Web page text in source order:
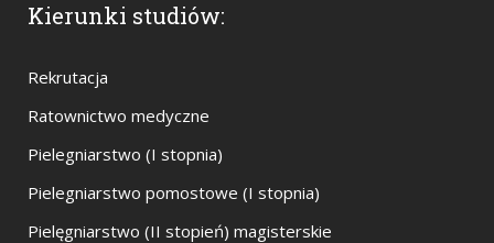
Kierunki studiów:
Rekrutacja
Ratownictwo medyczne
Pielegniarstwo (I stopnia)
Pielegniarstwo pomostowe (I stopnia)
Pielęgniarstwo (II stopień) magisterskie